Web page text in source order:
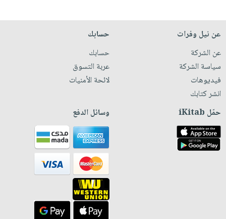
عن نيل وفرات
عن الشركة
سياسة الشركة
فيديوهات
انشر كتابك
حسابك
حسابك
عربة التسوق
لائحة الأمنيات
حمّل iKitab وسائل الدفع